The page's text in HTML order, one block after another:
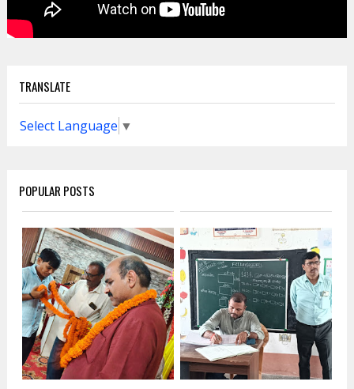
TRANSLATE
Select Language ▼
POPULAR POSTS